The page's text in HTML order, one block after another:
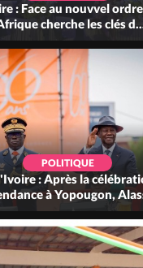
nouvvel ordre mondial,
les clés d...
la célébration de
Yopougon, Alassane...